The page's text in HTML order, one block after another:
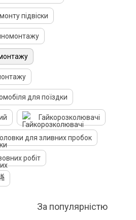
підвіски
для поїздки
Гайкорозколювачі
для зливних пробок
робіт
За популярністю